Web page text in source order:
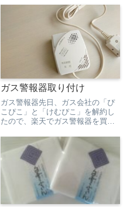
す。○○専用の洗剤は、必ずしも必
要ではないです。ベストを求めな
い。アイテム数が減ると管理がし
やすくなるし、回転するので...
ガス警報器取り付け
ガス警報器先日、ガス会社の「ぴ
こぴこ」と「けむぴこ」を解約し
たので、楽天でガス警報器を買っ
く軽くて小さいガス警報器！取り
付けは簡単で、10分ぐらいででき
ました。ガス会社からガス警報器
取替のお知らせがきていたので...